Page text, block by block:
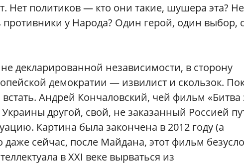
Нет политиков — кто они такие, шушера эта?
у Народа? Один герой, один выбор,
декларированной независимости, в сторону
демократии — извилист и скользок.
Андрей Кончаловский, чей фильм «Битва
другой, свой, не заказанный Россией
Картина была закончена в 2012 году (а
даже сейчас, после Майдана, этот фильм
в XXI веке вырваться из